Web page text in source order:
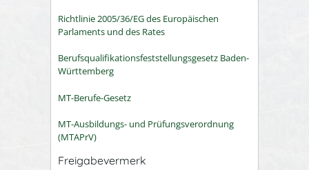
Richtlinie 2005/36/EG des Europäischen
Parlaments und des Rates
Berufsqualifikationsfeststellungsgesetz Baden-
Württemberg
MT-Berufe-Gesetz
MT-Ausbildungs- und Prüfungsverordnung
(MTAPrV)
Freigabevermerk